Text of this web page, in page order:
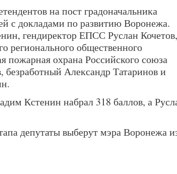
на пост градоначальника
с докладами по развитию Воронежа.
гендиректор ЕПСС Руслан Кочетов,
регионального общественного
пожарная охрана Российского союза
безработный Александр Татаринов и
Кстенин набрал 318 баллов, а
депутаты выберут мэра Воронежа